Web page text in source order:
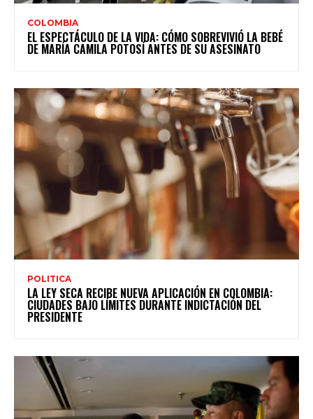
COLOMBIA
EL ESPECTÁCULO DE LA VIDA: CÓMO SOBREVIVIÓ LA BEBÉ
DE MARÍA CAMILA POTOSÍ ANTES DE SU ASESINATO
POLITICA
LA LEY SECA RECIBE NUEVA APLICACIÓN EN COLOMBIA:
CIUDADES BAJO LÍMITES DURANTE INDICTACIÓN DEL
PRESIDENTE